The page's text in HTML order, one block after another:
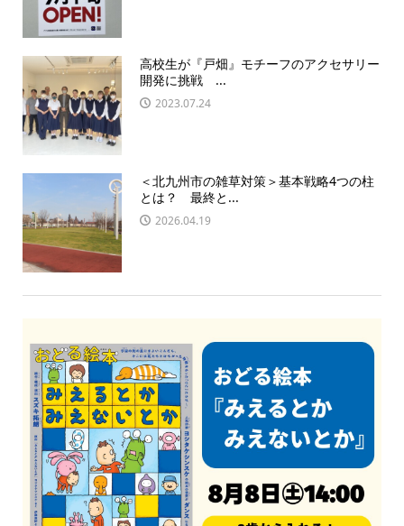
高校生が『戸畑』モチーフのアクセサリー
開発に挑戦 ...
2023.07.24
＜北九州市の雑草対策＞基本戦略4つの柱
とは？ 最終と...
2026.04.19